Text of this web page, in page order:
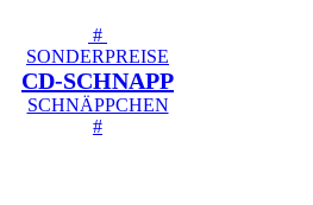
#
SONDERPREISE
CD-SCHNAPP
SCHNÄPPCHEN
#